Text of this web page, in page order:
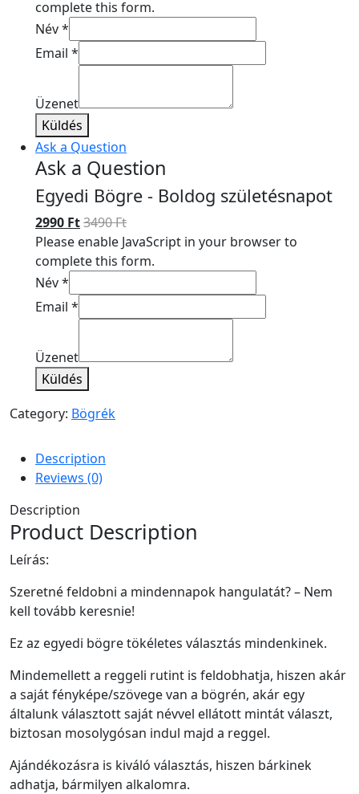
complete this form.
Név*
Email *
Üzenet
Küldés
Ask a Question
Ask a Question
Egyedi Bögre - Boldog születésnapot
2990 Ft3490Ft
Please enable JavaScript in your browser to
complete this form.
Név*
Email *
Üzenet
Küldés
Category: Bögrék
Description
Reviews (0)
Description
Product Description
Leírás:
Szeretné feldobni a mindennapok hangulatát? – Nem
kell tovább keresnie!
Ez az egyedi bögre tökéletes választás mindenkinek.
Mindemellett a reggeli rutint is feldobhatja, hiszen akár
a saját fényképe/szövege van a bögrén, akár egy
általunk választott saját névvel ellátott mintát választ,
biztosan mosolygósan indul majd a reggel.
Ajándékozásra is kiváló választás, hiszen bárkinek
adhatja, bármilyen alkalomra.